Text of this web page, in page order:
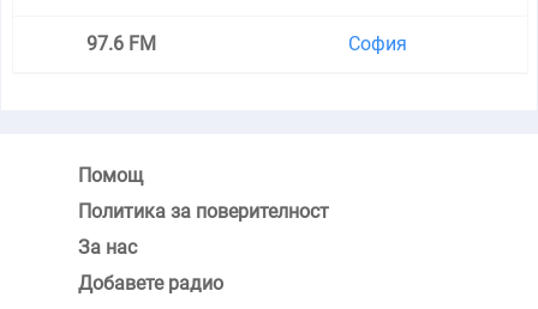
97.6 FM София
Помощ
Политика за поверителност
За нас
Добавете радио